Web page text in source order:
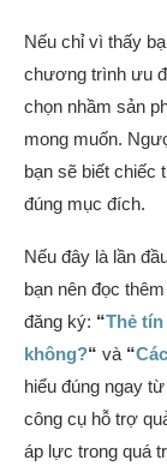
Nếu chỉ vì thấy
chương trình ưu
chọn nhầm sản
mong muốn.
bạn sẽ biết chiếc
đúng mục đích.
Nếu đây là lần
bạn nên đọc
đăng ký: “Thẻ
không?“ và “
hiểu đúng ngay
công cụ hỗ trợ
áp lực trong quá